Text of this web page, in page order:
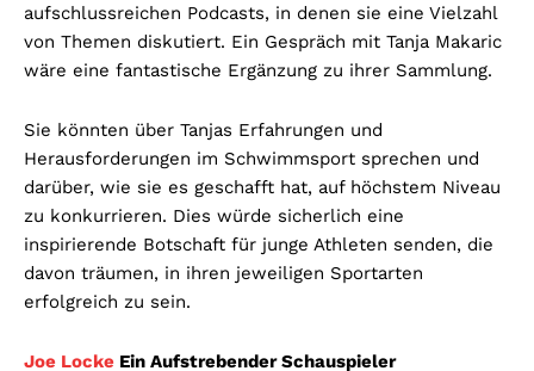
aufschlussreichen Podcasts, in denen sie eine Vielzahl
von Themen diskutiert. Ein Gespräch mit Tanja Makaric
wäre eine fantastische Ergänzung zu ihrer Sammlung.
Sie könnten über Tanjas Erfahrungen und
Herausforderungen im Schwimmsport sprechen und
darüber, wie sie es geschafft hat, auf höchstem Niveau
zu konkurrieren. Dies würde sicherlich eine
inspirierende Botschaft für junge Athleten senden, die
davon träumen, in ihren jeweiligen Sportarten
erfolgreich zu sein.
Joe Locke Ein Aufstrebender Schauspieler